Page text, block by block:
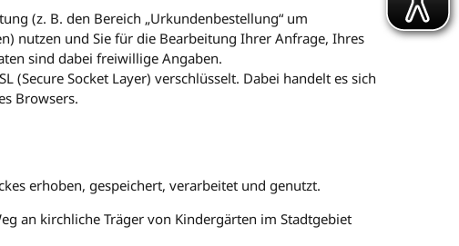
(z. B. den Bereich „Urkundenbestellung“ um
nutzen und Sie für die Bearbeitung Ihrer Anfrage, Ihres
sind dabei freiwillige Angaben.
Socket Layer) verschlüsselt. Dabei handelt es sich
Browsers.
erhoben, gespeichert, verarbeitet und genutzt.
an kirchliche Träger von Kindergärten im Stadtgebiet